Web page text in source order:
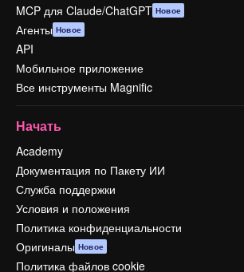
MCP для Claude/ChatGPT Новое
Агенты Новое
API
Мобильное приложение
Все инструменты Magnific
Начать
Academy
Документация по Пакету ИИ
Служба поддержки
Условия и положения
Политика конфиденциальности
Оригиналы Новое
Политика файлов cookie